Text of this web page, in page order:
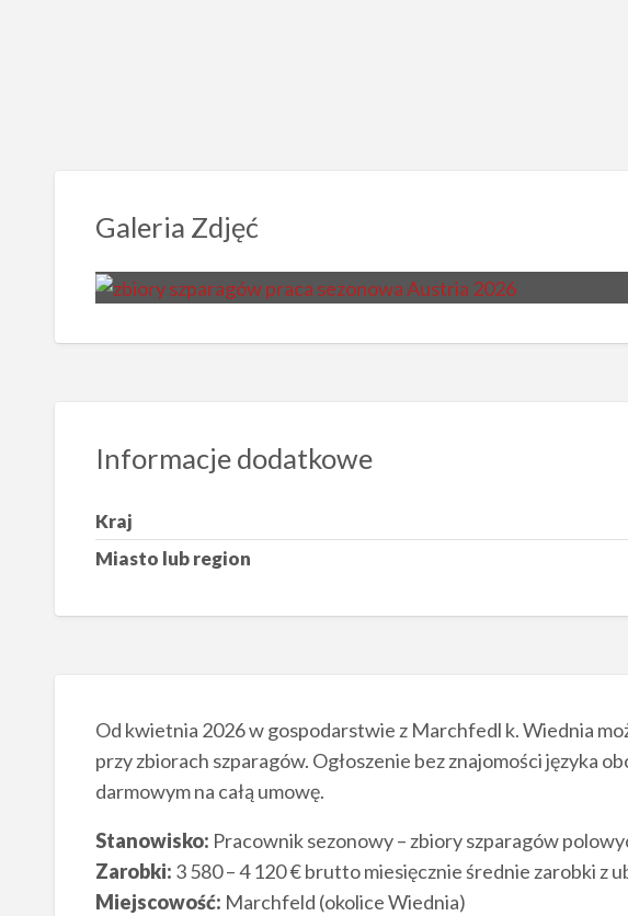
Galeria Zdjęć
Informacje dodatkowe
Kraj
Miasto lub region
Od kwietnia 2026 w gospodarstwie z Marchfedl k. Wiednia
przy zbiorach szparagów. Ogłoszenie bez znajomości języka
darmowym na całą umowę.
Stanowisko: Pracownik sezonowy – zbiory szparagów
Zarobki: 3 580 – 4 120 € brutto miesięcznie średnie zarobki z
Miejscowość: Marchfeld (okolice Wiednia)